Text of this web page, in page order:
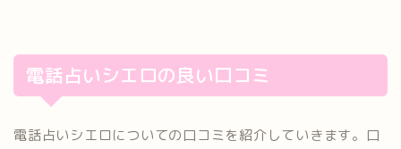
電話占いシエロの良い口コミ
電話占いシエロについての口コミを紹介していきます。口